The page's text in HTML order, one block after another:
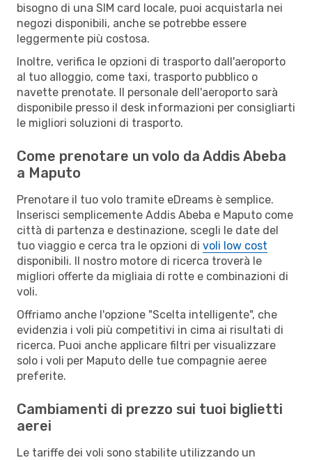
bisogno di una SIM card locale, puoi acquistarla nei
negozi disponibili, anche se potrebbe essere
leggermente più costosa.
Inoltre, verifica le opzioni di trasporto dall'aeroporto
al tuo alloggio, come taxi, trasporto pubblico o
navette prenotate. Il personale dell'aeroporto sarà
disponibile presso il desk informazioni per consigliarti
le migliori soluzioni di trasporto.
Come prenotare un volo da Addis Abeba
a Maputo
Prenotare il tuo volo tramite eDreams è semplice.
Inserisci semplicemente Addis Abeba e Maputo come
città di partenza e destinazione, scegli le date del
tuo viaggio e cerca tra le opzioni di voli low cost
disponibili. Il nostro motore di ricerca troverà le
migliori offerte da migliaia di rotte e combinazioni di
voli.
Offriamo anche l'opzione "Scelta intelligente", che
evidenzia i voli più competitivi in cima ai risultati di
ricerca. Puoi anche applicare filtri per visualizzare
solo i voli per Maputo delle tue compagnie aeree
preferite.
Cambiamenti di prezzo sui tuoi biglietti
aerei
Le tariffe dei voli sono stabilite utilizzando un